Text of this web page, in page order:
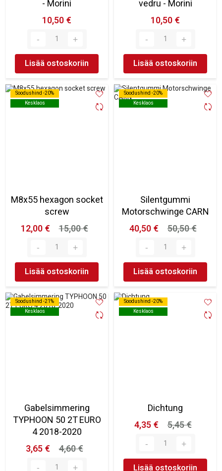
- Morini
10,50 €
Lisää ostoskoriin
vedru - Morini
10,50 €
Lisää ostoskoriin
Soodushind -20%
Kesklaos
Soodushind -20%
Kesklaos
M8x55 hexagon socket
screw
12,00 €
15,00 €
Lisää ostoskoriin
Soodushind -20%
Kesklaos
Soodushind -20%
Kesklaos
Silentgummi
Motorschwinge CARN
40,50 €
50,50 €
Lisää ostoskoriin
Soodushind -21%
Kesklaos
Soodushind -21%
Kesklaos
Gabelsimmering
TYPHOON 50 2T EURO
4 2018-2020
3,65 €
4,60 €
Soodushind -20%
Kesklaos
Soodushind -20%
Kesklaos
Dichtung
4,35 €
5,45 €
Lisää ostoskoriin